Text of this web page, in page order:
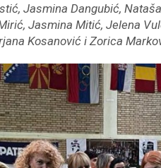
Jasmina Dangubić,
Jasmina Mitić, Jelena
Kosanović i Zorica